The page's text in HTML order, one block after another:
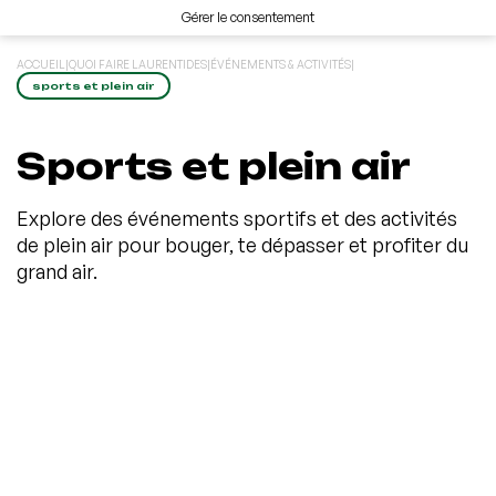
Gérer le consentement
ACCUEIL |QUOI FAIRE LAURENTIDES|ÉVÉNEMENTS & ACTIVITÉS|
sports et plein air
Sports et plein air
Explore des événements sportifs et des activités
de plein air pour bouger, te dépasser et profiter du
grand air.